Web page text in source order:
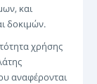
και
δοκιμών.
χρήσης
αναφέρονται